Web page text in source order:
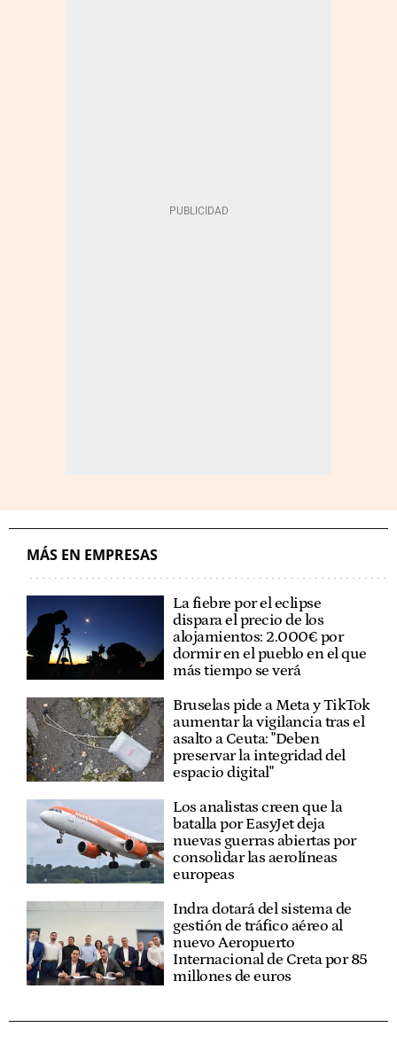
MÁS EN EMPRESAS
La fiebre por el eclipse
dispara el precio de los
alojamientos: 2.000€ por
dormir en el pueblo en el que
más tiempo se verá
Bruselas pide a Meta y TikTok
aumentar la vigilancia tras el
asalto a Ceuta: "Deben
preservar la integridad del
espacio digital"
Los analistas creen que la
batalla por EasyJet deja
nuevas guerras abiertas por
consolidar las aerolíneas
europeas
Indra dotará del sistema de
gestión de tráfico aéreo al
nuevo Aeropuerto
Internacional de Creta por 85
millones de euros